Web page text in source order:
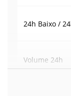
24h Baixo /
Volume 24h
Volume /